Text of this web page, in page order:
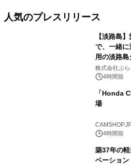
人気のプレスリリース
【淡路島
で、一緒に
用の淡路
プール グ
スの2施設で
株式会社ぷら
4時間前
「Honda
場
4時間前
築37年の
ベーション